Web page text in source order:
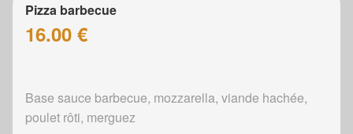
Pizza barbecue
16.00 €
Base sauce barbecue, mozzarella, viande hachée,
poulet rôti, merguez